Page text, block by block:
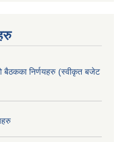
बैठकका निर्णयहरु (स्वीकृत बजेट